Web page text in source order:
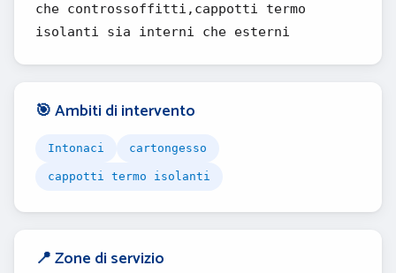
che controssoffitti,cappotti termo
isolanti sia interni che esterni
🎯 Ambiti di intervento
Intonaci cartongesso
cappotti termo isolanti
📍 Zone di servizio